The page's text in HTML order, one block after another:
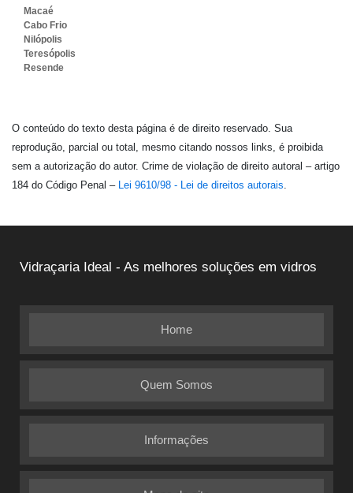
Macaé
Cabo Frio
Nilópolis
Teresópolis
Resende
O conteúdo do texto desta página é de direito reservado. Sua
reprodução, parcial ou total, mesmo citando nossos links, é proibida
sem a autorização do autor. Crime de violação de direito autoral – artigo
184 do Código Penal – Lei 9610/98 - Lei de direitos autorais.
Vidraçaria Ideal - As melhores soluções em vidros
Home
Quem Somos
Informações